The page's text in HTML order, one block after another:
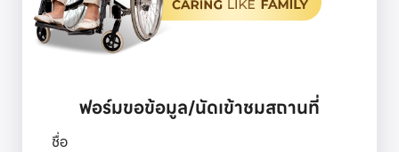
ฟอร์มขอข้อมูล/นัดเข้าชมสถานที่